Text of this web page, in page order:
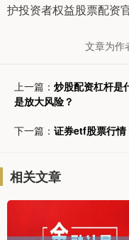
护投资者权益股票配资
文章为作
上一篇： 炒股配资杠杆是
是放大风险？
下一篇： 证券etf股票行情
相关文章